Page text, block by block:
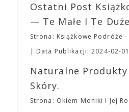
Ostatni Post
— Te Małe I Te
Strona: Książkowe Podróże -
Data Publikacji: 2024-02-01
Naturalne
Skóry.
Strona: Okiem Moniki I Jej